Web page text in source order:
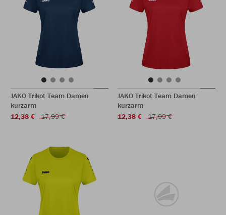
JAKO Trikot Team Damen
kurzarm
12,38 €
17,99 €
JAKO Trikot Team Damen
kurzarm
12,38 €
17,99 €